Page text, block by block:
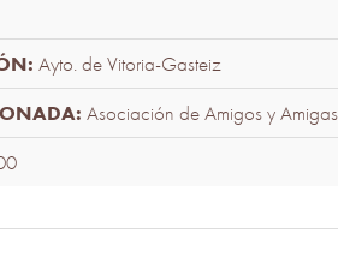
Ayto. de Vitoria-Gasteiz
Asociación de Amigos y